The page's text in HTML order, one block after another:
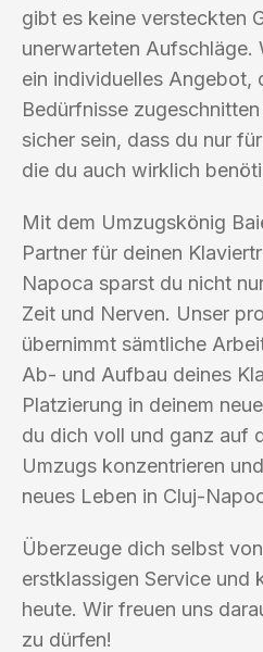
gibt es keine versteckten
unerwarteten Aufschläge.
ein individuelles Angebot,
Bedürfnisse
sicher sein, dass du nur
die du auch wirklich
Mit dem Umzugskönig
Partner für deinen
Napoca sparst du nicht
Zeit und Nerven. Unser
übernimmt sämtliche
Ab- und Aufbau deines
Platzierung in deinem
du dich voll und ganz auf
Umzugs konzentrieren
neues Leben in Cluj-
Überzeuge dich selbst
erstklassigen Service und
heute. Wir freuen uns
zu dürfen!